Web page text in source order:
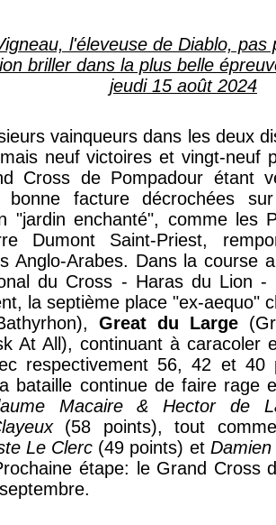
l'éleveuse de Diablo,
briller dans la plus belle
jeudi 15 août 2024
vainqueurs dans les deux
neuf victoires et vingt-neuf
Cross de Pompadour étant
bonne facture décrochées
"jardin enchanté", comme les
Dumont Saint-Priest,
Anglo-Arabes. Dans la course
du Cross - Haras du Lion
la septième place "ex-aequo"
Great du Large
At All), continuant à caracoler
respectivement 56, 42 et 40
bataille continue de faire rage
Macaire & Hector de
(58 points), tout
Le Clerc (49 points) et Damien
étape: le Grand Cross